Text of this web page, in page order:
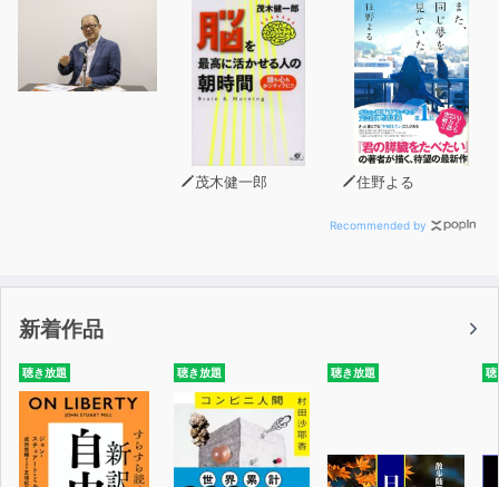
茂木健一郎 住野よる
Recommended by
新着作品
聴き放題 聴き放題 聴き放題 聴